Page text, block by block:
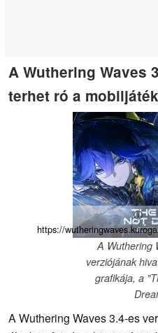
A Wuthering Waves
terhet ró a
ⓘ
https://
A Wuthering
verziójának
grafikája, a
A Wuthering Waves 3.4-es